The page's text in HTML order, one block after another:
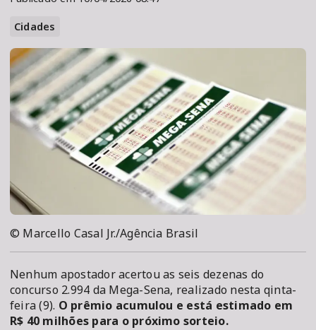
Cidades
© Marcello Casal Jr./Agência Brasil
Nenhum apostador acertou as seis dezenas do
concurso 2.994 da Mega-Sena, realizado nesta qinta-
feira (9). O prêmio acumulou e está estimado em
R$ 40 milhões para o próximo sorteio.